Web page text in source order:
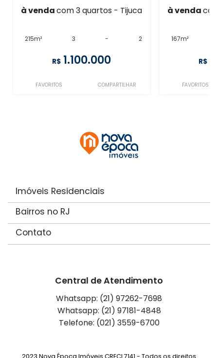
à vendacom 3 quartos - Tijuca
215m² 3 - 2
R$ 1.100.000
FAVORITOS COMPARTILHAR
à venda
167m²
R$
FAVORITOS
Imóveis Residenciais
Bairros no RJ
Contato
Central de Atendimento
Whatsapp: (21) 97262-7698
Whatsapp: (21) 97181-4848
Telefone: (021) 3559-6700
2023 Nova Época Imóveis CRECI 7141 - Todos os direitos